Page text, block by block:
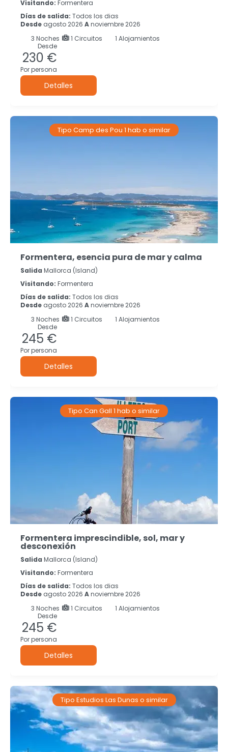
Visitando: Formentera
Días de salida: Todos los dias
Desde agosto 2026 Anoviembre 2026
3 Noches 1 Circuitos
1 Alojamientos
Desde
230 €
Por persona
Detalles
Tipo Camp des Pou 1 hab o similar
Formentera, esencia pura de mar y calma
Salida Mallorca (island)
Visitando: Formentera
Días de salida: Todos los dias
Desde agosto 2026 Anoviembre 2026
3 Noches 1 Circuitos
1 Alojamientos
Desde
245 €
Por persona
Detalles
Tipo Can Gall 1 hab o similar
Formentera imprescindible, sol, mar y
desconexión
Salida Mallorca (island)
Visitando: Formentera
Días de salida: Todos los dias
Desde agosto 2026 Anoviembre 2026
3 Noches 1 Circuitos
1 Alojamientos
Desde
245 €
Por persona
Detalles
Tipo Estudios Las Dunas o similar